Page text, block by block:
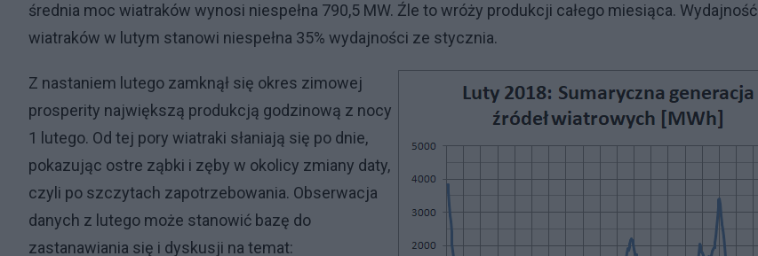
średnia moc wiatraków wynosi niespełna 790,5 MW. Źle to wróży produkcji całego miesiąca. Wydajność
wiatraków w lutym stanowi niespełna 35% wydajności ze stycznia.
Z nastaniem lutego zamknął się okres zimowej
prosperity największą produkcją godzinową z nocy
1 lutego. Od tej pory wiatraki słaniają się po dnie,
pokazując ostre ząbki i zęby w okolicy zmiany daty,
czyli po szczytach zapotrzebowania. Obserwacja
danych z lutego może stanowić bazę do
zastanawiania się i dyskusji na temat: